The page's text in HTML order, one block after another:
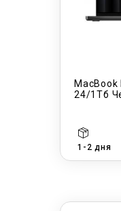
24/1Тб
1-2 дня